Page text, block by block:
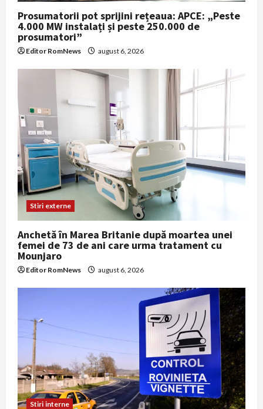
Prosumatorii pot sprijini rețeaua: APCE: „Peste
4.000 MW instalați și peste 250.000 de
prosumatori”
Editor RomNews august 6, 2026
Stiri externe
Anchetă în Marea Britanie după moartea unei
femei de 73 de ani care urma tratament cu
Mounjaro
Editor RomNews august 6, 2026
Stiri interne